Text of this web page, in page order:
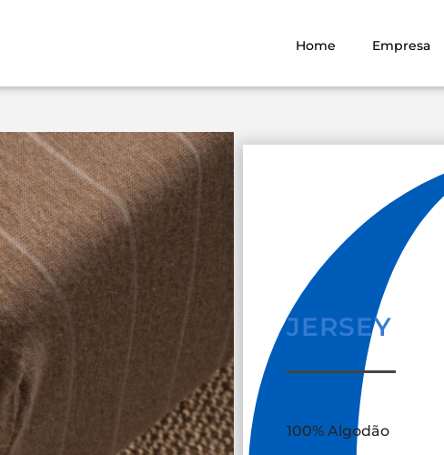
Home Empresa
JERSEY
100% Algodão